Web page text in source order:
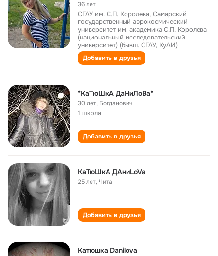
36 лет
СГАУ им. С.П. Королева, Самарский
государственный аэрокосмический
университет им. академика С.П. Королева
(национальный исследовательский
университет) (бывш. СГАУ, КуАИ)
Добавить в друзья
*КаTюШкА ДаНиЛоВа*
30 лет, Богданович
1 школа
Добавить в друзья
КаТюШкА ДАниLoVa
25 лет,Чита
Добавить в друзья
Катюшка Danilova